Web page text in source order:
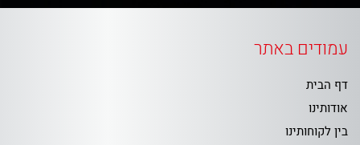
עמודים באתר
דף הבית
אודותינו
בין לקוחותינו